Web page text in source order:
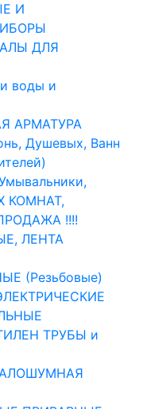
И
ДЛЯ
воды и
АРМАТУРА
Душевых, Ванн
КОМНАТ,
!!!!
ЛЕНТА
(Резьбовые)
ТРУБЫ и